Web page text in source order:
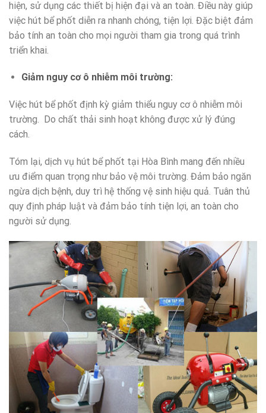
hiện, sử dụng các thiết bị hiện đại và an toàn. Điều này giúp
việc hút bể phốt diễn ra nhanh chóng, tiện lợi. Đặc biệt đảm
bảo tính an toàn cho mọi người tham gia trong quá trình
triển khai.
Giảm nguy cơ ô nhiễm môi trường:
Việc hút bể phốt định kỳ giảm thiểu nguy cơ ô nhiễm môi
trường. Do chất thải sinh hoạt không được xử lý đúng
cách.
Tóm lại, dịch vụ hút bể phốt tại Hòa Bình mang đến nhiều
ưu điểm quan trọng như bảo vệ môi trường. Đảm bảo ngăn
ngừa dịch bệnh, duy trì hệ thống vệ sinh hiệu quả. Tuân thủ
quy định pháp luật và đảm bảo tính tiện lợi, an toàn cho
người sử dụng.